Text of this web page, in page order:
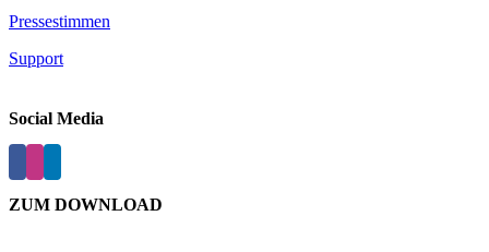
Pressestimmen
Support
Social Media
ZUM DOWNLOAD